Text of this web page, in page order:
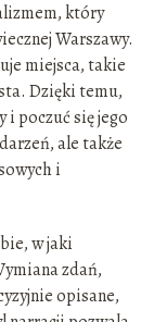
który
Warszawy.
miejsca, takie
Dzięki temu,
i poczuć się jego
ale także
i
w jaki
zdań,
opisane,